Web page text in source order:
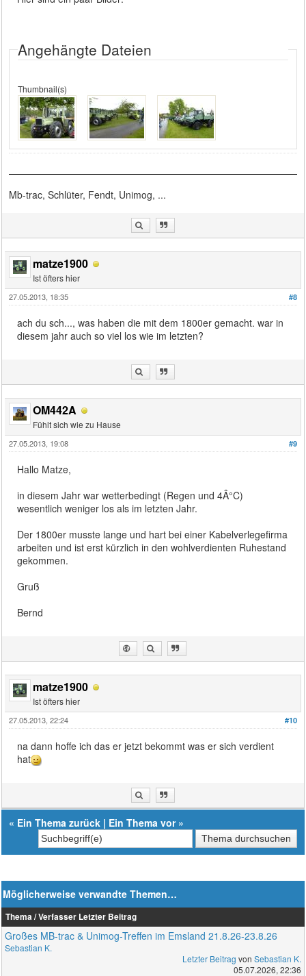
Angehängte Dateien
Thumbnail(s)
Mb-trac, Schlüter, Fendt, Unimog, ...
matze1900
Ist öfters hier
#8
27.05.2013, 18:35
ach du sch..., was haben die mit dem 1800er gemacht. war in
diesem jahr auch so viel los wie im letzten?
OM442A
Fühlt sich wie zu Hause
#9
27.05.2013, 19:08
Hallo Matze,
in diesem Jahr war wetterbedingt (Regen und 4Â°C)
wesentlich weniger los als im letzten Jahr.
Der 1800er musste lange und hart bei einer Kabelverlegefirma
arbeiten und ist erst kürzlich in den wohlverdienten Ruhestand
gekommen.
Gruß
Bernd
matze1900
Ist öfters hier
#10
27.05.2013, 22:24
na dann hoffe ich das er jetzt bekommt was er sich verdient
hat
« Ein Thema zurück | Ein Thema vor»
Möglicherweise verwandte Themen…
Thema / Verfasser Letzter Beitrag
Großes MB-trac & Unimog-Treffen im Emsland 21.8.26-23.8.26
Sebastian K.
Letzter Beitrag von Sebastian K.
05.07.2026, 22:36